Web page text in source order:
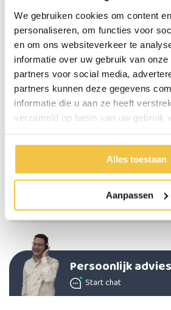
We gebruiken cookies om content
personaliseren, om functies voor
en om ons websiteverkeer te
informatie over uw gebruik van
partners voor social media,
partners kunnen deze gegevens
informatie die u aan ze heeft
verzameld op basis van uw gebruik
Alles toestaan
Aanpassen
Specificaties
Kleur
Materiaal
Verhoogd het bed of meubel met
Afmetingen per verhoger (dit is ook de
vloer staat)
Maximale belasting bedverhogers
Verkocht per
Persoonlijk advies
Start chat